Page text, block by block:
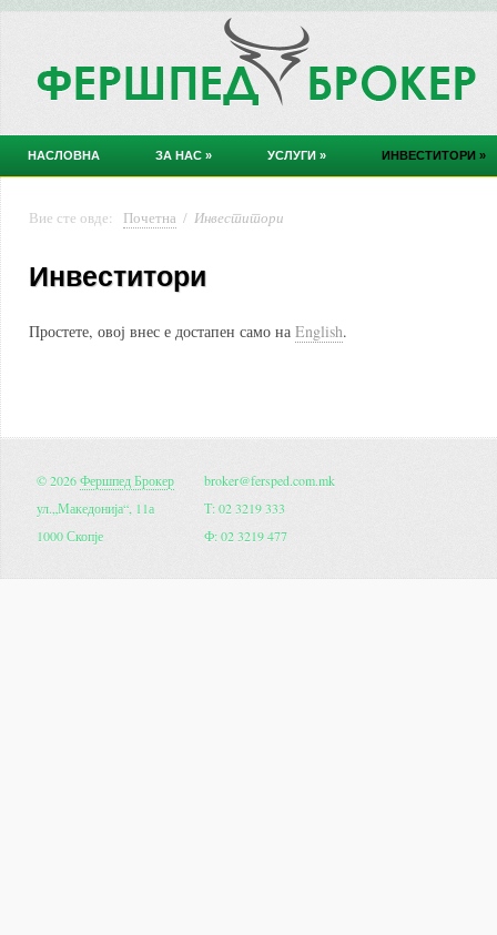
НАСЛОВНА ЗА НАС » УСЛУГИ » ИНВЕСТИТОРИ »
Вие сте овде: Почетна / Инвеститори
Инвеститори
Простете, овој внес е достапен само на English.
© 2026Фершпед Брокер
ул.„Македонија“, 11а
1000 Скопје
broker@fersped.com.mk
Т: 02 3219 333
Ф: 02 3219 477